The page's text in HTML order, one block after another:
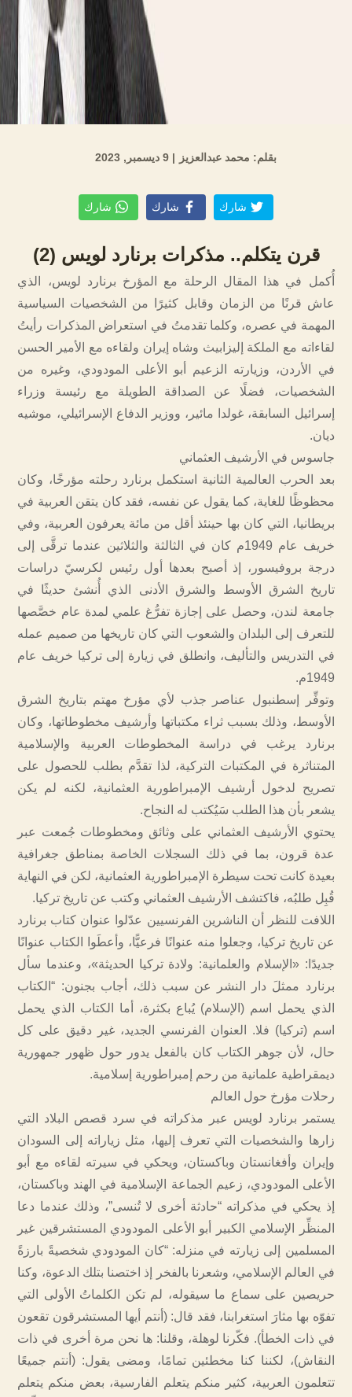
بقلم: محمد عبدالعزيز | 9 ديسمبر, 2023
شارك شارك شارك
قرن يتكلم.. مذكرات برنارد لويس (2)
أُكمل في هذا المقال الرحلة مع المؤرخ برنارد لويس، الذي
عاش قرنًا من الزمان وقابل كثيرًا من الشخصيات السياسية
المهمة في عصره، وكلما تقدمتُ في استعراض المذكرات رأيتُ
لقاءاته مع الملكة إليزابيث وشاه إيران ولقاءه مع الأمير الحسن
في الأردن، وزيارته الزعيم أبو الأعلى المودودي، وغيره من
الشخصيات، فضلًا عن الصداقة الطويلة مع رئيسة وزراء
إسرائيل السابقة، غولدا مائير، ووزير الدفاع الإسرائيلي، موشيه
ديان.
جاسوس في الأرشيف العثماني
بعد الحرب العالمية الثانية استكمل برنارد رحلته مؤرخًا، وكان
محظوظًا للغاية، كما يقول عن نفسه، فقد كان يتقن العربية في
بريطانيا، التي كان بها حينئذ أقل من مائة يعرفون العربية، وفي
خريف عام 1949م كان في الثالثة والثلاثين عندما ترقَّى إلى
درجة بروفيسور، إذ أصبح بعدها أول رئيس لكرسيّ دراسات
تاريخ الشرق الأوسط والشرق الأدنى الذي أُنشئ حديثًا في
جامعة لندن، وحصل على إجازة تفرُّغ علمي لمدة عام خصَّصها
للتعرف إلى البلدان والشعوب التي كان تاريخها من صميم عمله
في التدريس والتأليف، وانطلق في زيارة إلى تركيا خريف عام
1949م.
وتوفِّر إسطنبول عناصر جذب لأي مؤرخ مهتم بتاريخ الشرق
الأوسط، وذلك بسبب ثراء مكتباتها وأرشيف مخطوطاتها، وكان
برنارد يرغب في دراسة المخطوطات العربية والإسلامية
المتناثرة في المكتبات التركية، لذا تقدَّم بطلب للحصول على
تصريح لدخول أرشيف الإمبراطورية العثمانية، لكنه لم يكن
يشعر بأن هذا الطلب سَيُكتب له النجاح.
يحتوي الأرشيف العثماني على وثائق ومخطوطات جُمعت عبر
عدة قرون، بما في ذلك السجلات الخاصة بمناطق جغرافية
بعيدة كانت تحت سيطرة الإمبراطورية العثمانية، لكن في النهاية
قُبِل طلبُه، فاكتشف الأرشيف العثماني وكتب عن تاريخ تركيا.
اللافت للنظر أن الناشرين الفرنسيين عدّلوا عنوان كتاب برنارد
عن تاريخ تركيا، وجعلوا منه عنوانًا فرعيًّا، وأعطَوا الكتاب عنوانًا
جديدًا: «الإسلام والعلمانية: ولادة تركيا الحديثة»، وعندما سأل
برنارد ممثلَ دار النشر عن سبب ذلك، أجاب بجنون: “الكتاب
الذي يحمل اسم (الإسلام) يُباع بكثرة، أما الكتاب الذي يحمل
اسم (تركيا) فلا. العنوان الفرنسي الجديد، غير دقيق على كل
حال، لأن جوهر الكتاب كان بالفعل يدور حول ظهور جمهورية
ديمقراطية علمانية من رحم إمبراطورية إسلامية.
رحلات مؤرخ حول العالم
يستمر برنارد لويس عبر مذكراته في سرد قصص البلاد التي
زارها والشخصيات التي تعرف إليها، مثل زياراته إلى السودان
وإيران وأفغانستان وباكستان، ويحكي في سيرته لقاءه مع أبو
الأعلى المودودي، زعيم الجماعة الإسلامية في الهند وباكستان،
إذ يحكي في مذكراته “حادثة أخرى لا تُنسى”، وذلك عندما دعا
المنظِّر الإسلامي الكبير أبو الأعلى المودودي المستشرقين غير
المسلمين إلى زيارته في منزله: “كان المودودي شخصيةً بارزةً
في العالم الإسلامي، وشعرنا بالفخر إذ اختصنا بتلك الدعوة، وكنا
حريصين على سماع ما سيقوله، لم تكن الكلماتُ الأولى التي
تفوّه بها مثارَ استغرابنا، فقد قال: (أنتم أيها المستشرقون تقعون
في ذات الخطأ). فكّرنا لوهلة، وقلنا: ها نحن مرة أخرى في ذات
النقاش)، لكننا كنا مخطئين تمامًا، ومضى يقول: (أنتم جميعًا
تتعلمون العربية، كثير منكم يتعلم الفارسية، بعض منكم يتعلم